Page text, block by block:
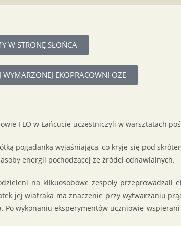
W STRONĘ SŁOŃCA
WYMARZONEJ EKOPRACOWNI OZE
I LO w Łańcucie uczestniczyli w warsztatach
pogadanką wyjaśniającą, co kryje się pod
energii pochodzącej ze źródeł odnawialnych.
na kilkuosobowe zespoły
jej wiatraka ma znaczenie przy wytwarzaniu
Po wykonaniu eksperymentów uczniowie